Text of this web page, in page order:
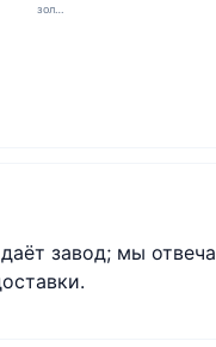
зол…
завод; мы